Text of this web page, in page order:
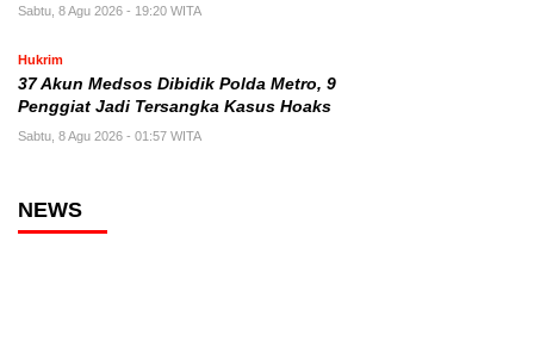
Sabtu, 8 Agu 2026 - 19:20 WITA
Hukrim
37 Akun Medsos Dibidik Polda Metro, 9
Penggiat Jadi Tersangka Kasus Hoaks
Sabtu, 8 Agu 2026 - 01:57 WITA
NEWS